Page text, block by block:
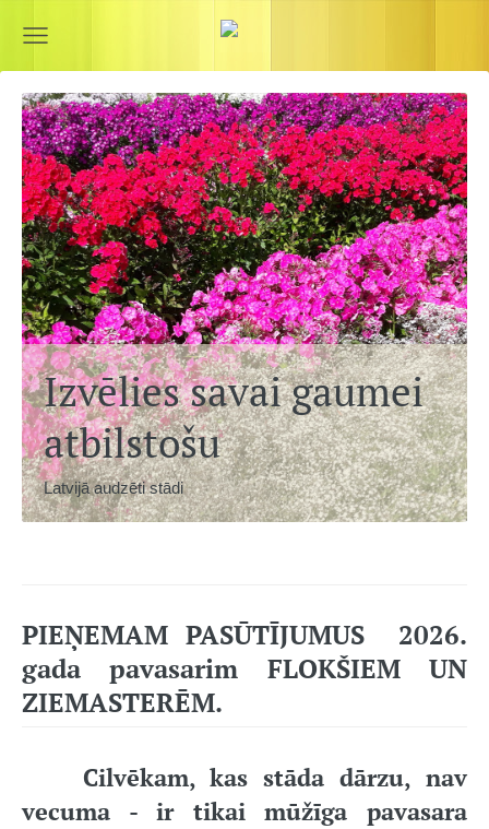
Izvēlies savai gaumei
atbilstošu
Latvijā audzēti stādi
PIEŅEMAM PASŪTĪJUMUS 2026.
gada pavasarim FLOKŠIEM UN
ZIEMASTERĒM.
Cilvēkam, kas stāda dārzu, nav
vecuma - ir tikai mūžīga pavasara